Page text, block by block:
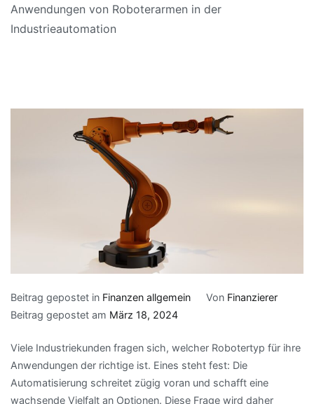
Anwendungen von Roboterarmen in der
Industrieautomation
Beitrag gepostet in Finanzen allgemein Von Finanzierer
Beitrag gepostet am März 18, 2024
Viele Industriekunden fragen sich, welcher Robotertyp für ihre
Anwendungen der richtige ist. Eines steht fest: Die
Automatisierung schreitet zügig voran und schafft eine
wachsende Vielfalt an Optionen. Diese Frage wird daher